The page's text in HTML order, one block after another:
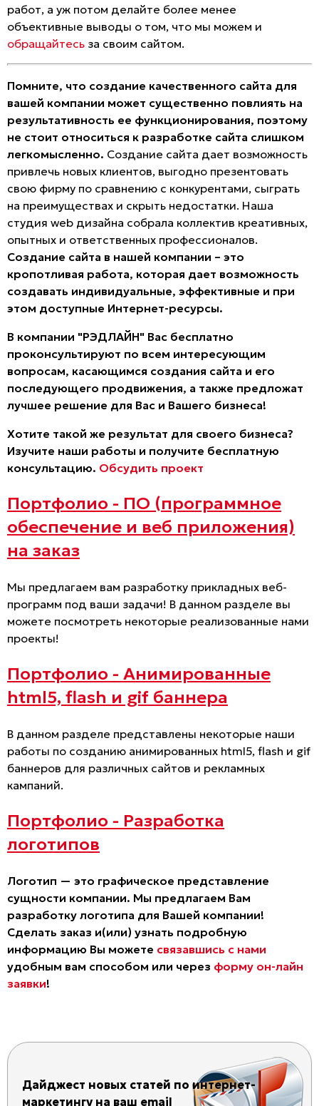
работ, а уж потом делайте более менее
объективные выводы о том, что мы можем и
обращайтесь за своим сайтом.
Помните, что создание качественного сайта для
вашей компании может существенно повлиять на
результативность ее функционирования, поэтому
не стоит относиться к разработке сайта слишком
легкомысленно. Создание сайта дает возможность
привлечь новых клиентов, выгодно презентовать
свою фирму по сравнению с конкурентами, сыграть
на преимуществах и скрыть недостатки. Наша
студия web дизайна собрала коллектив креативных,
опытных и ответственных профессионалов.
Создание сайта в нашей компании – это
кропотливая работа, которая дает возможность
создавать индивидуальные, эффективные и при
этом доступные Интернет-ресурсы.
В компании "РЭДЛАЙН" Вас бесплатно
проконсультируют по всем интересующим
вопросам, касающимся создания сайта и его
последующего продвижения, а также предложат
лучшее решение для Вас и Вашего бизнеса!
Хотите такой же результат для своего бизнеса?
Изучите наши работы и получите бесплатную
консультацию. Обсудить проект
Портфолио - ПО (программное
обеспечение и веб приложения)
на заказ
Мы предлагаем вам разработку прикладных веб-
программ под ваши задачи! В данном разделе вы
можете посмотреть некоторые реализованные нами
проекты!
Портфолио - Анимированные
html5, flash и gif баннера
В данном разделе представлены некоторые наши
работы по созданию анимированных html5, flash и gif
баннеров для различных сайтов и рекламных
кампаний.
Портфолио - Разработка
логотипов
Логотип — это графическое представление
сущности компании. Мы предлагаем Вам
разработку логотипа для Вашей компании!
Сделать заказ и(или) узнать подробную
информацию Вы можете связавшись с нами
удобным вам способом или через форму он-лайн
заявки!
Дайджест новых статей по интернет-
маркетингу на ваш email